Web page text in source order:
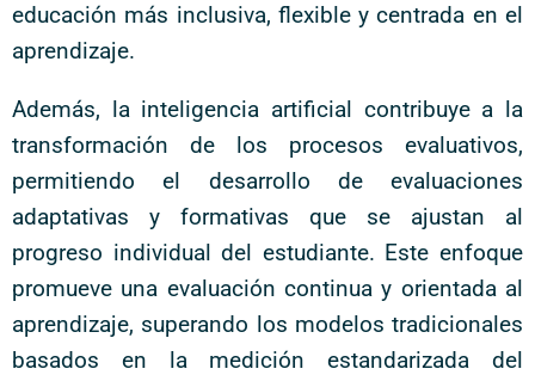
educación más inclusiva, flexible y centrada en el
aprendizaje.
Además, la inteligencia artificial contribuye a la
transformación de los procesos evaluativos,
permitiendo el desarrollo de evaluaciones
adaptativas y formativas que se ajustan al
progreso individual del estudiante. Este enfoque
promueve una evaluación continua y orientada al
aprendizaje, superando los modelos tradicionales
basados en la medición estandarizada del